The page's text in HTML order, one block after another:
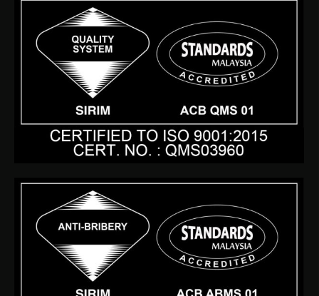
o
g
r
m
r
d
i
n
b
e